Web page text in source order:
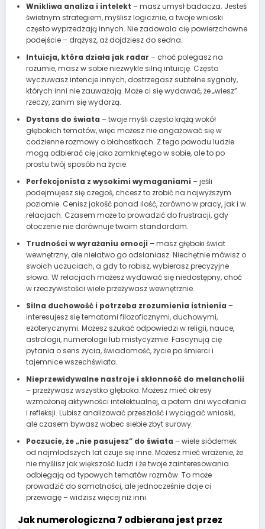
Wnikliwa analiza i intelekt – masz umysł badacza. Jesteś
świetnym strategiem, myślisz logicznie, a twoje wnioski
często wyprzedzają innych. Nie zadowala cię powierzchowne
podejście – drążysz, aż dojdziesz do sedna.
Intuicja, która działa jak radar – choć polegasz na
rozumie, masz w sobie niezwykle silną intuicję. Często
wyczuwasz intencje innych, dostrzegasz subtelne sygnały,
których inni nie zauważają. Może ci się wydawać, że „wiesz”
rzeczy, zanim się wydarzą.
Dystans do świata – twoje myśli często krążą wokół
głębokich tematów, więc możesz nie angażować się w
codzienne rozmowy o błahostkach. Z tego powodu ludzie
mogą odbierać cię jako zamkniętego w sobie, ale to po
prostu twój sposób na życie.
Perfekcjonista z wysokimi wymaganiami – jeśli
podejmujesz się czegoś, chcesz to zrobić na najwyższym
poziomie. Cenisz jakość ponad ilość, zarówno w pracy, jak i w
relacjach. Czasem może to prowadzić do frustracji, gdy
otoczenie nie dorównuje twoim standardom.
Trudności w wyrażaniu emocji – masz głęboki świat
wewnętrzny, ale niełatwo go odsłaniasz. Niechętnie mówisz o
swoich uczuciach, a gdy to robisz, wybierasz precyzyjne
słowa. W relacjach możesz wydawać się niedostępny, choć
w rzeczywistości wiele przeżywasz wewnętrznie.
Silna duchowość i potrzeba zrozumienia istnienia –
interesujesz się tematami filozoficznymi, duchowymi,
ezoterycznymi. Możesz szukać odpowiedzi w religii, nauce,
astrologii, numerologii lub mistycyzmie. Fascynują cię
pytania o sens życia, świadomość, życie po śmierci i
tajemnice wszechświata.
Nieprzewidywalne nastroje i skłonność do melancholii
– przeżywasz wszystko głęboko. Możesz mieć okresy
wzmożonej aktywności intelektualnej, a potem dni wycofania
i refleksji. Lubisz analizować przeszłość i wyciągać wnioski,
ale czasem bywasz wobec siebie zbyt surowy.
Poczucie, że „nie pasujesz” do świata – wiele siódemek
od najmłodszych lat czuje się inne. Możesz mieć wrażenie, że
nie myślisz jak większość ludzi i że twoje zainteresowania
odbiegają od typowych tematów rozmów. To może
prowadzić do samotności, ale jednocześnie daje ci
przewagę – widzisz więcej niż inni.
Jak numerologiczna 7 odbierana jest przez